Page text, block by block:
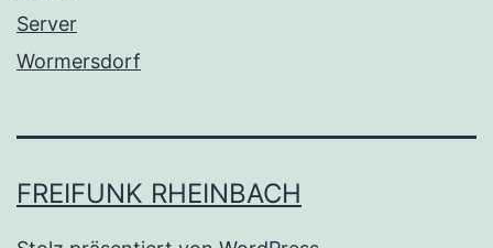
Server
Wormersdorf
FREIFUNK RHEINBACH